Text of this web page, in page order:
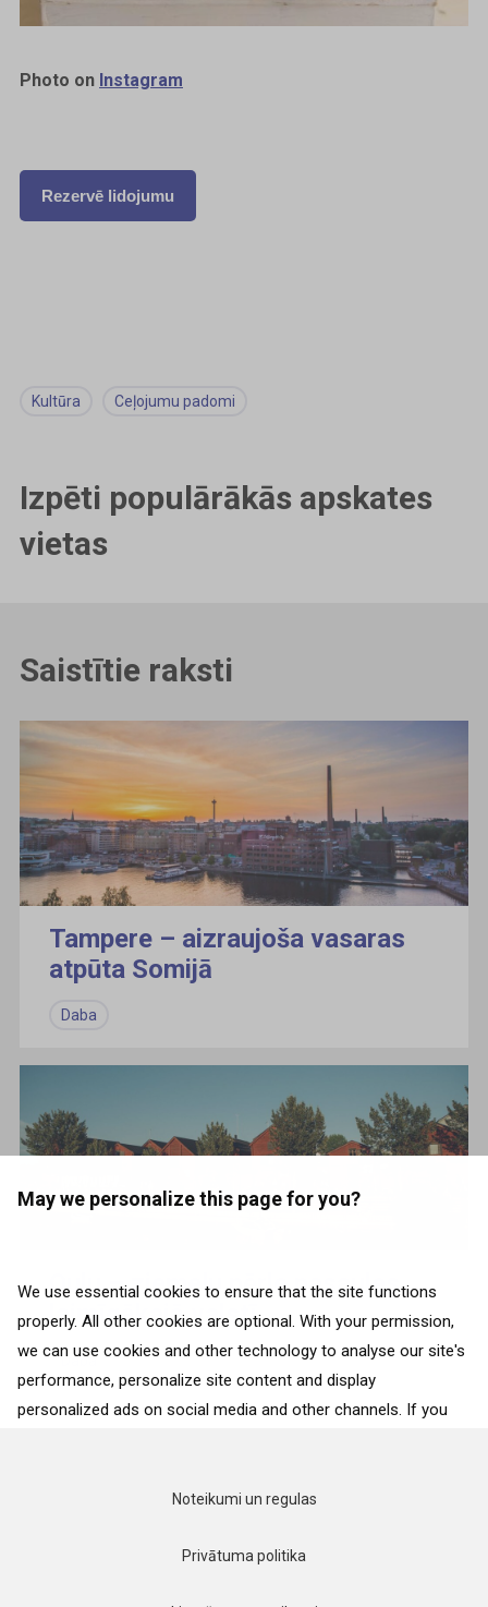
May we personalize this page for you?
We use essential cookies to ensure that the site functions
properly. All other cookies are optional. With your permission,
we can use cookies and other technology to analyse our site's
performance, personalize site content and display
personalized ads on social media and other channels. If you
interactions with the site, click on “Adjust selection”. To reject
only necessary cookies”. More details can be found on our
Photo on Instagram
Rezervē lidojumu
Kultūra Ceļojumu padomi
Izpēti populārākās apskates
vietas
Saistītie raksti
Tampere – aizraujoša vasaras
atpūta Somijā
Daba
Oulu – ziemeļu pērle pasaules
laimīgākajā valstī
Daba
Noteikumi un regulas
Privātuma politika